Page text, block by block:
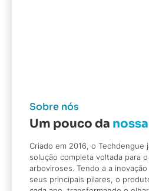
Sobre nós
Um pouco da
Criado em 2016, o Techdengue
solução completa voltada para
arboviroses. Tendo a a
seus principais pilares, o